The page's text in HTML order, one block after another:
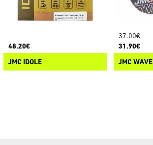
48.20€
JMC IDOLE
37.00€
31.90€
JMC WAVE